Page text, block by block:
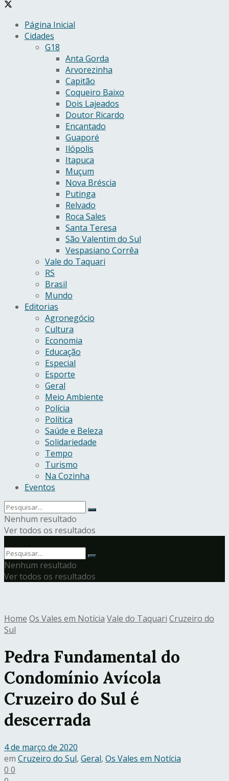
Página Inicial
Cidades
G18
Anta Gorda
Arvorezinha
Capitão
Coqueiro Baixo
Dois Lajeados
Doutor Ricardo
Encantado
Guaporé
Ilópolis
Itapuca
Muçum
Nova Bréscia
Putinga
Relvado
Roca Sales
Santa Teresa
São Valentim do Sul
Vespasiano Corrêa
Vale do Taquari
RS
Brasil
Mundo
Editorias
Agronegócio
Cultura
Economia
Educação
Especial
Esporte
Geral
Meio Ambiente
Polícia
Política
Saúde e Beleza
Solidariedade
Tempo
Turismo
Na Cozinha
Eventos
Nenhum resultado
Ver todos os resultados
Nenhum resultado
Ver todos os resultados
Home Os Vales em Notícia Vale do Taquari Cruzeiro do
Sul
Pedra Fundamental do
Condomínio Avícola
Cruzeiro do Sul é
descerrada
4 de março de 2020
em Cruzeiro do Sul, Geral, Os Vales em Notícia
0 0